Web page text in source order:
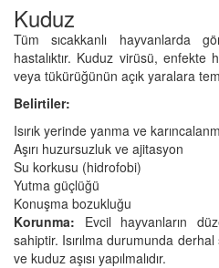
Kuduz
Tüm sıcakkanlı hayvanlarda
hastalıktır. Kuduz virüsü, enfekte
veya tükürüğünün açık yaralara
Belirtiler:
Isırık yerinde yanma ve
Aşırı huzursuzluk ve ajitasyon
Su korkusu (hidrofobi)
Yutma güçlüğü
Konuşma bozukluğu
Korunma: Evcil hayvanların
sahiptir. Isırılma durumunda
ve kuduz aşısı yapılmalıdır.